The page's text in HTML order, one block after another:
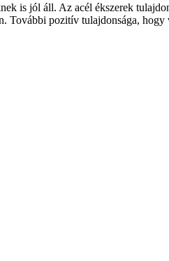
is jól áll. Az acél ékszerek
További pozitív tulajdonsága,